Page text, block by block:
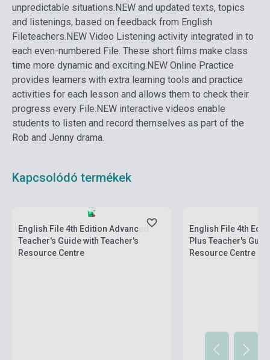
unpredictable situations. NEW and updated texts, topics
and listenings, based on feedback from English
Fileteachers. NEW Video Listening activity integrated in to
each even-numbered File. These short films make class
time more dynamic and exciting. NEW Online Practice
provides learners with extra learning tools and practice
activities for each lesson and allows them to check their
progress every File. NEW interactive videos enable
students to listen and record themselves as part of the
Rob and Jenny drama.
Kapcsolódó termékek
English File 4th Edition Advanced
Teacher's Guide with Teacher's
Resource Centre
English File 4th
Plus Teacher's
Resource Centre